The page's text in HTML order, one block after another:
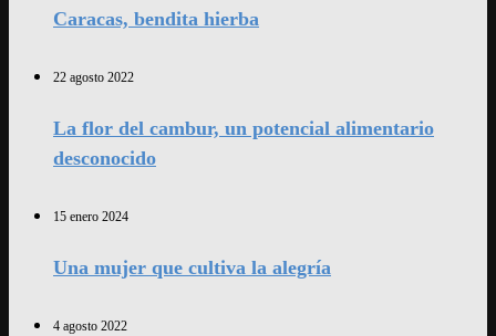
Caracas, bendita hierba
22 agosto 2022
La flor del cambur, un potencial alimentario
desconocido
15 enero 2024
Una mujer que cultiva la alegría
4 agosto 2022